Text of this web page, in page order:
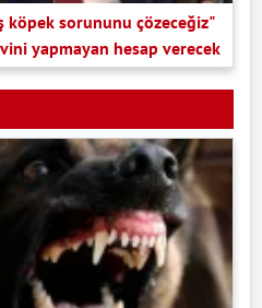
köpek sorununu çözeceğiz"
yapmayan hesap verecek